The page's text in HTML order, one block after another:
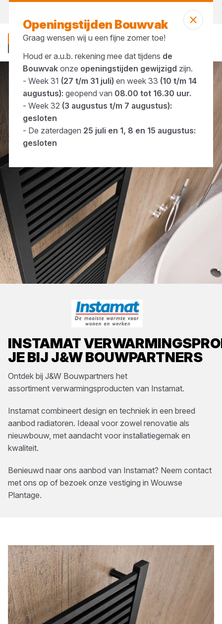
INSTAMAT
JE BIJ J&W BOUWPARTNERS
Ontdek bij J&W Bouwpartners het
assortiment verwarmingsproducten van Instamat.
Instamat combineert design en techniek in een breed
aanbod radiatoren. Ideaal voor zowel renovatie als
nieuwbouw, met aandacht voor installatiegemak en
kwaliteit.
Benieuwd naar ons aanbod van Instamat? Neem contact
met ons op of bezoek onze vestiging in Wouwse
Plantage.
Merken Instamat
Openingstijden Bouwvak
Graag wensen wij u een fijne zomer toe!
Houd er a.u.b. rekening mee dat tijdens de
Bouwvakonze openingstijden gewijzigd zijn.
- Week 31 (27 t/m 31 juli) en week 33 (10 t/m 14
augustus): geopend van 08.00 tot 16.30 uur.
- Week 32 (3 augustus t/m 7 augustus):
gesloten
- De zaterdagen 25 juli en 1, 8 en 15 augustus:
gesloten